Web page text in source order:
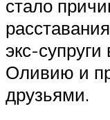
стало
экс-
Оливию и
друзьями.